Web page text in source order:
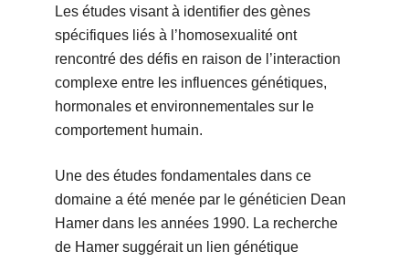
Les études visant à identifier des gènes
spécifiques liés à l’homosexualité ont
rencontré des défis en raison de l’interaction
complexe entre les influences génétiques,
hormonales et environnementales sur le
comportement humain.
Une des études fondamentales dans ce
domaine a été menée par le généticien Dean
Hamer dans les années 1990. La recherche
de Hamer suggérait un lien génétique